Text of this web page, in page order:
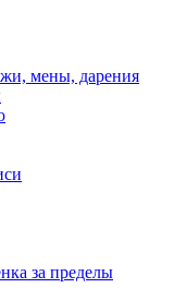
мены, дарения
за пределы